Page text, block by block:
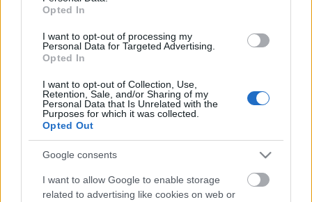
Opted In
I want to opt-out of processing my
Personal Data for Targeted Advertising.
Opted In
I want to opt-out of Collection, Use,
Retention, Sale, and/or Sharing of my
Personal Data that Is Unrelated with the
Purposes for which it was collected.
Opted Out
Google consents
I want to allow Google to enable storage
related to advertising like cookies on web or
millones en los últimos 7 días. Aún
como es el caso de RDT. Estos
han sido los cinco ganadores de la
semana.
Atlético
Posible alineación: Oblak – Trippier, Giménez, Felipe,